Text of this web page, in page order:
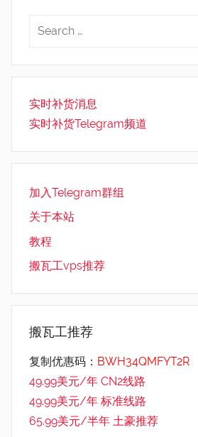
实时补货消息
实时补货Telegram频道
加入Telegram群组
关于本站
教程
搬瓦工vps推荐
搬瓦工推荐
复制优惠码： BWH34QMFYT2R
49.99美元/年 CN2线路
49.99美元/年 标准线路
65.99美元/半年 土豪推荐